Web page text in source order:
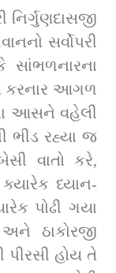
નિર્ગુણદાસજી
સર્વોપરી
સાંભળનારના
કરનાર આગળ
આસને વહેલી
ભીડ રહ્યા જ
વાતો કરે,
ધ્યાન-
પોઢી ગયા
ઠાકોરજી
પીરસી હોય તે